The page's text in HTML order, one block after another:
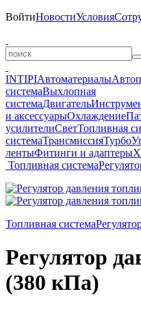
ВойтиНовостиУсловия
INTIPIАвтоматериалы
системаВыхлопная
системаДвигатель
и аксессуарыОхлаждение
усилителиСветТопливная
системаТрансмиссияТурбо
лентыФитинги и адаптеры
Топливная система
Топливная система
Регулятор
(380 кПа)